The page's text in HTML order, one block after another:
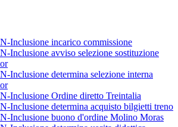
Inclusione incarico commissione
Inclusione avviso selezione sostituzione
Inclusione determina selezione interna
Inclusione Ordine diretto Treintalia
Inclusione determina acquisto bilgietti treno
Inclusione buono d'ordine Molino Moras